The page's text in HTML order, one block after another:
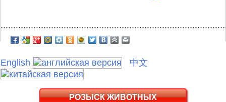
English 中文
РОЗЫСК ЖИВОТНЫХ